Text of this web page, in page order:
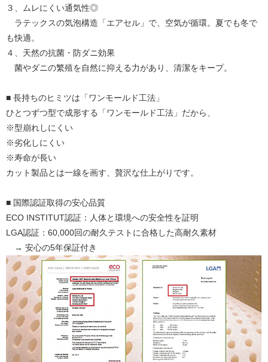
３、ムレにくい通気性◎
ラテックスの気泡構造「エアセル」で、空気が循環。夏でも冬で
も快適。
４、天然の抗菌・防ダニ効果
菌やダニの繁殖を自然に抑える力があり、清潔をキープ。
■ 長持ちのヒミツは「ワンモールド工法」
ひとつずつ型で成形する
「ワンモールド工法」 だから、
※型崩れしにくい
※劣化しにくい
※寿命が長い
カット製品とは一線を画す、贅沢な仕上がりです。
■ 国際認証取得の安心品質
ECO INSTITUT認証：人体と環境への安全性を証明
LGA認証：60,000回の耐久テストに合格した高耐久素材
→ 安心の5年保証付き